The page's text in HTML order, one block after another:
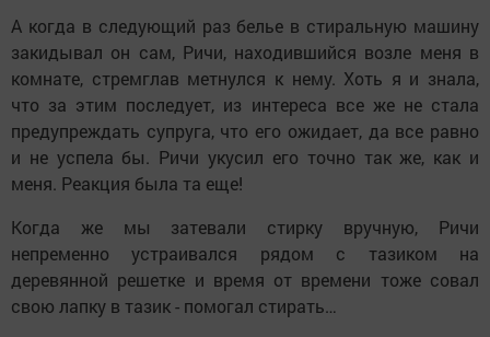
А когда в следующий раз белье в стиральную машину
закидывал он сам, Ричи, находившийся возле меня в
комнате, стремглав метнулся к нему. Хоть я и знала,
что за этим последует, из интереса все же не стала
предупреждать супруга, что его ожидает, да все равно
и не успела бы. Ричи укусил его точно так же, как и
меня. Реакция была та еще!
Когда же мы затевали стирку вручную, Ричи
непременно устраивался рядом с тазиком на
деревянной решетке и время от времени тоже совал
свою лапку в тазик - помогал стирать…